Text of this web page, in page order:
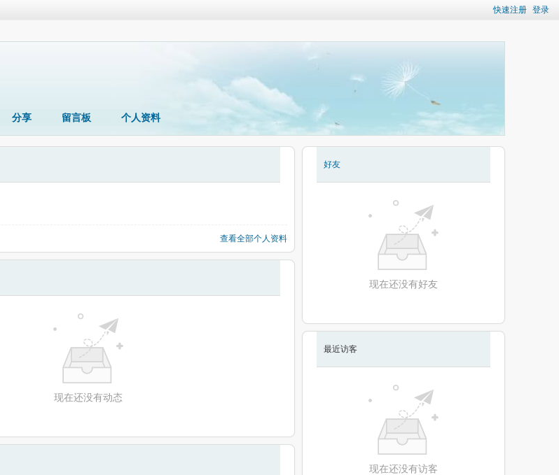
快速注册 登录
分享 留言板 个人资料
查看全部个人资料
现在还没有动态
好友
现在还没有好友
最近访客
现在还没有访客